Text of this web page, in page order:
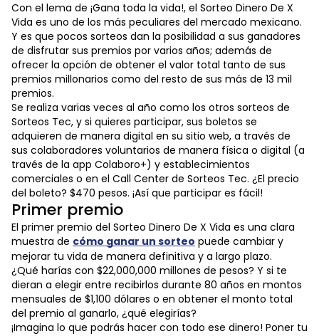
Con el lema de ¡Gana toda la vida!, el Sorteo Dinero De X
Vida es uno de los más peculiares del mercado mexicano.
Y es que pocos sorteos dan la posibilidad a sus ganadores
de disfrutar sus premios por varios años; además de
ofrecer la opción de obtener el valor total tanto de sus
premios millonarios como del resto de sus más de 13 mil
premios.
Se realiza varias veces al año como los otros sorteos de
Sorteos Tec, y si quieres participar, sus boletos se
adquieren de manera digital en su sitio web, a través de
sus colaboradores voluntarios de manera física o digital (a
través de la app Colaboro+) y establecimientos
comerciales o en el Call Center de Sorteos Tec. ¿El precio
del boleto? $470 pesos. ¡Así que participar es fácil!
Primer premio
El primer premio del Sorteo Dinero De X Vida es una clara
muestra de cómo ganar un sorteo puede cambiar y
mejorar tu vida de manera definitiva y a largo plazo.
¿Qué harías con $22,000,000 millones de pesos? Y si te
dieran a elegir entre recibirlos durante 80 años en montos
mensuales de $1,100 dólares o en obtener el monto total
del premio al ganarlo, ¿qué elegirías?
¡Imagina lo que podrás hacer con todo ese dinero! Poner tu